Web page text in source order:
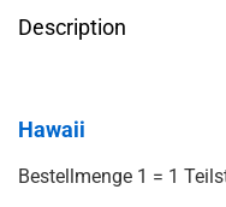
Description
Hawaii
Bestellmenge 1 = 1